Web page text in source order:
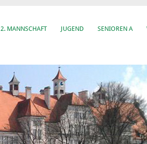
2. MANNSCHAFT JUGEND SENIOREN A